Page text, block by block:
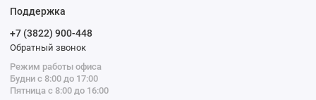
Поддержка
+7 (3822) 900-448
Обратный звонок
Режим работы офиса
Будни с 8:00 до 17:00
Пятница с 8:00 до 16:00